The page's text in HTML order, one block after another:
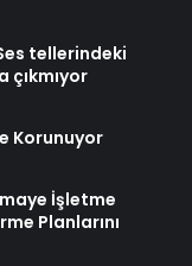
tellerindeki
çıkmıyor
Korunuyor
İşletme
Planlarını